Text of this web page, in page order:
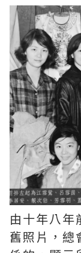
由十年八年
舊照片，總